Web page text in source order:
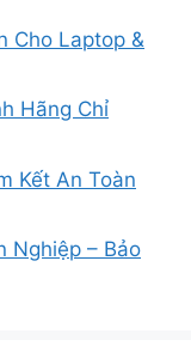
Cho Laptop &
Hãng Chỉ
Kết An Toàn
Nghiệp – Bảo